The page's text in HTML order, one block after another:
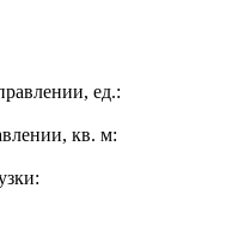
ед.:
кв. м: